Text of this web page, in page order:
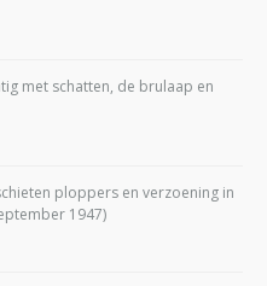
met schatten, de brulaap en
ploppers en verzoening in
1947)